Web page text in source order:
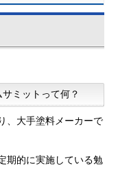
ミットって何？
、大手塗料メーカーで
期的に実施している勉